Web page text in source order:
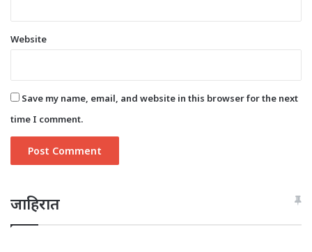
Website
Save my name, email, and website in this browser for the next
time I comment.
जाहिरात